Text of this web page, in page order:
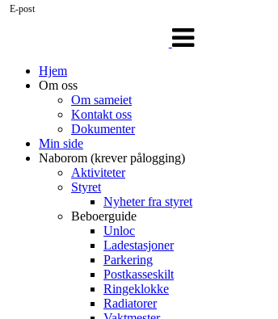
navigasjon
Hjem
Om oss
Om sameiet
Kontakt oss
Dokumenter
Min side
Naborom (krever pålogging)
Aktiviteter
Styret
Nyheter fra styret
Beboerguide
Unloc
Ladestasjoner
Parkering
Postkasseskilt
Ringeklokke
Radiatorer
E-post